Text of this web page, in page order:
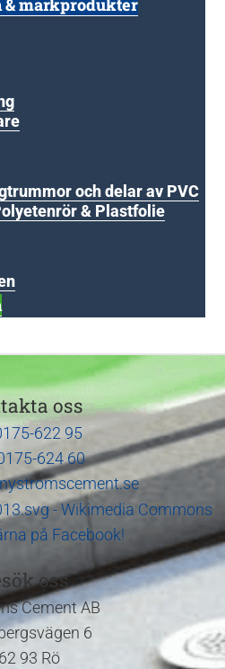
och delar av PVC
& Plastfolie
oss
622 95
624 60
på Facebook!
oss
Cement AB
6
93 Rö